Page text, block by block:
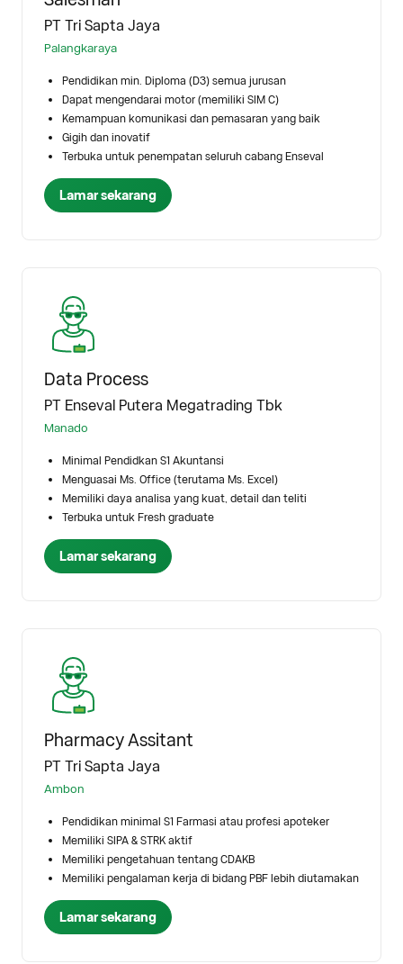
PT Tri Sapta Jaya
Palangkaraya
Pendidikan min. Diploma (D3) semua jurusan
Dapat mengendarai motor (memiliki SIM C)
Kemampuan komunikasi dan pemasaran yang baik
Gigih dan inovatif
Terbuka untuk penempatan seluruh cabang Enseval
Lamar sekarang
Data Process
PT Enseval Putera Megatrading Tbk
Manado
Minimal Pendidkan S1 Akuntansi
Menguasai Ms. Office (terutama Ms. Excel)
Memiliki daya analisa yang kuat, detail dan teliti
Terbuka untuk Fresh graduate
Lamar sekarang
Pharmacy Assitant
PT Tri Sapta Jaya
Ambon
Pendidikan minimal S1 Farmasi atau profesi apoteker
Memiliki SIPA & STRK aktif
Memiliki pengetahuan tentang CDAKB
Memiliki pengalaman kerja di bidang PBF lebih diutamakan
Lamar sekarang